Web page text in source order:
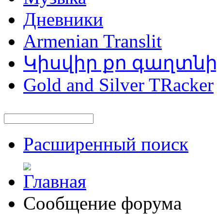
Дневники
Armenian Translit
Կիսվիր քո
Gold and Silver TRacker
Расширенный поиск
Сообщение форума